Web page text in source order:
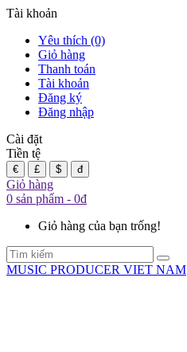
Tài khoản
Yêu thích (0)
Giỏ hàng
Thanh toán
Tài khoản
Đăng ký
Đăng nhập
Cài đặt
Tiền tệ
€ £ $ đ
Giỏ hàng
0 sản phẩm - 0đ
Giỏ hàng của bạn trống!
MUSIC PRODUCER VIET NAM